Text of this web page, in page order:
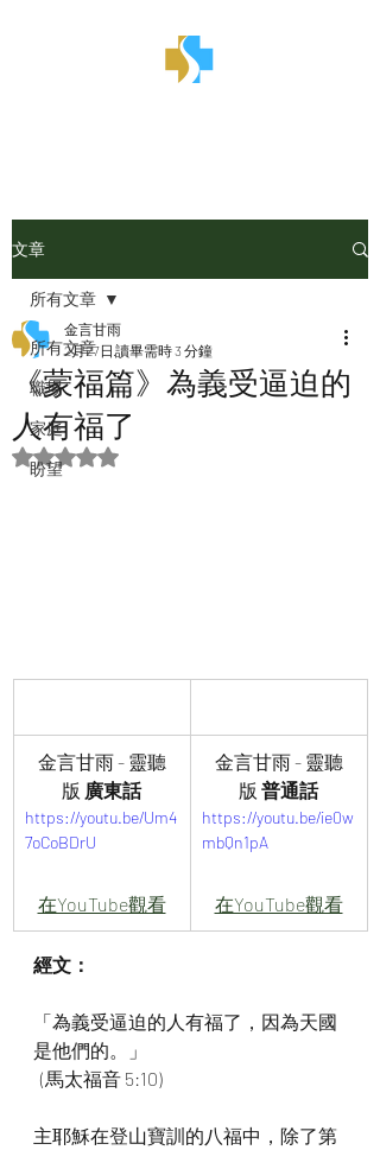
文章
所有文章
職場
家庭
盼望
所有文章
《蒙福篇》為義受逼迫的
人有福了
金言甘雨
2月27日 讀畢需時 3 分鐘
評等為 NaN（最高為 5 顆星）。
金言甘雨 - 靈聽
版 廣東話
https://youtu.be/Um4
7oCoBDrU
在YouTube觀看
金言甘雨 - 靈聽
版 普通話
https://youtu.be/ie0w
mbQn1pA
在YouTube觀看
經文：
「為義受逼迫的人有福了，因為天國
是他們的。」
  (馬太福音 5:10)
主耶穌在登山寶訓的八福中，除了第